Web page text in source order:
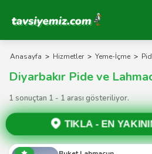
Tavsiyemiz Anasayfa
Anasayfa > Hizmetler > Yeme-İçme >
Diyarbakır Pide ve
1 sonuçtan 1 - 1 arası gösteriliyor.
TIKLA - EN